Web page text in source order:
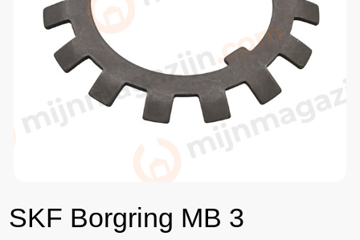
SKF Borgring MB 3